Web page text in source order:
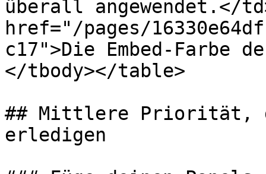
überall angewendet.</
href="/pages/
c17">Die Embed-Farbe
</tbody></table>
## Mittlere Priorität,
erledigen